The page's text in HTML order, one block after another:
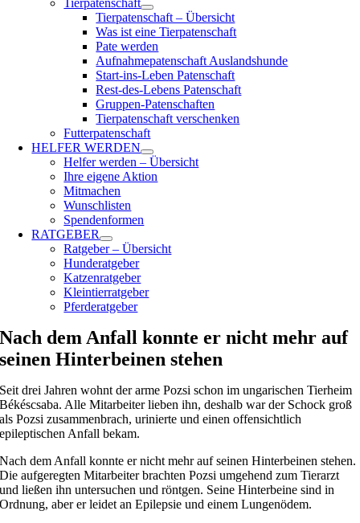
Tierpatenschaft
Tierpatenschaft – Übersicht
Was ist eine Tierpatenschaft
Pate werden
Aufnahmepatenschaft Auslandshunde
Start-ins-Leben Patenschaft
Rest-des-Lebens Patenschaft
Gruppen-Patenschaften
Tierpatenschaft verschenken
Futterpatenschaft
HELFER WERDEN
Helfer werden – Übersicht
Ihre eigene Aktion
Mitmachen
Wunschlisten
Spendenformen
RATGEBER
Ratgeber – Übersicht
Hunderatgeber
Katzenratgeber
Kleintierratgeber
Pferderatgeber
Nach dem Anfall konnte er nicht mehr auf
seinen Hinterbeinen stehen
Seit drei Jahren wohnt der arme Pozsi schon im ungarischen Tierheim
Békéscsaba. Alle Mitarbeiter lieben ihn, deshalb war der Schock groß
als Pozsi zusammenbrach, urinierte und einen offensichtlich
epileptischen Anfall bekam.
Nach dem Anfall konnte er nicht mehr auf seinen Hinterbeinen stehen.
Die aufgeregten Mitarbeiter brachten Pozsi umgehend zum Tierarzt
und ließen ihn untersuchen und röntgen. Seine Hinterbeine sind in
Ordnung, aber er leidet an Epilepsie und einem Lungenödem.